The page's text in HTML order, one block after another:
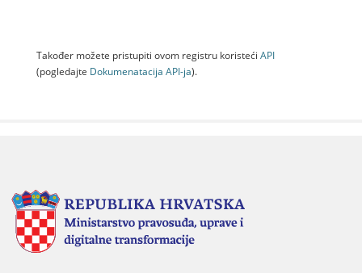
Također možete pristupiti ovom registru koristeći API
(pogledajte Dokumenаtаcijа API-jа).